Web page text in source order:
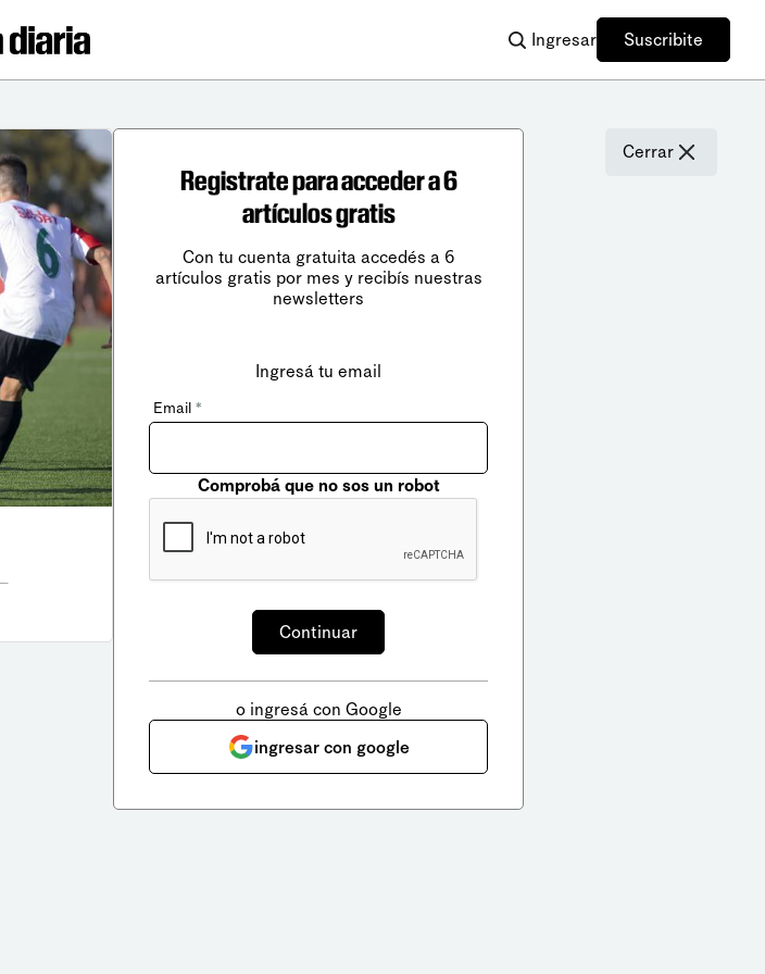
Ingresar Suscribite
Cerrar
Registrate para acceder a 6
artículos gratis
Con tu cuenta gratuita accedés a 6
artículos gratis por mes y recibís nuestras
newsletters
Ingresá tu email
Email *
Comprobá que no sos un robot
o ingresá con Google
ingresar con google